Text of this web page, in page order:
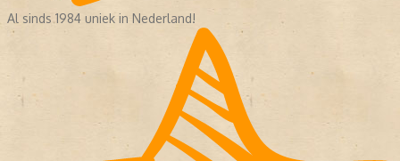
Al sinds 1984 uniek in Nederland!